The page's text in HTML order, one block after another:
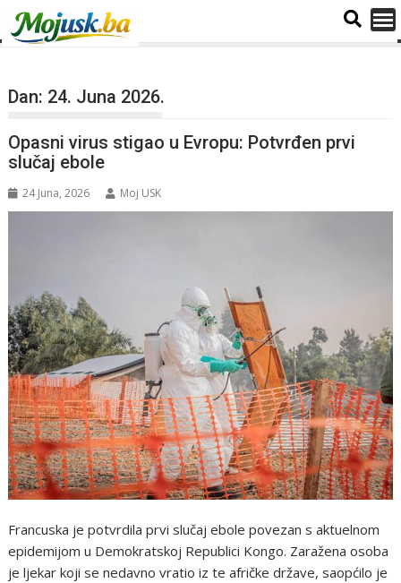
Dan: 24. Juna 2026.
Opasni virus stigao u Evropu: Potvrđen prvi
slučaj ebole
24 Juna, 2026 Moj USK
Francuska je potvrdila prvi slučaj ebole povezan s aktuelnom
epidemijom u Demokratskoj Republici Kongo. Zaražena osoba
je ljekar koji se nedavno vratio iz te afričke države, saopćilo je